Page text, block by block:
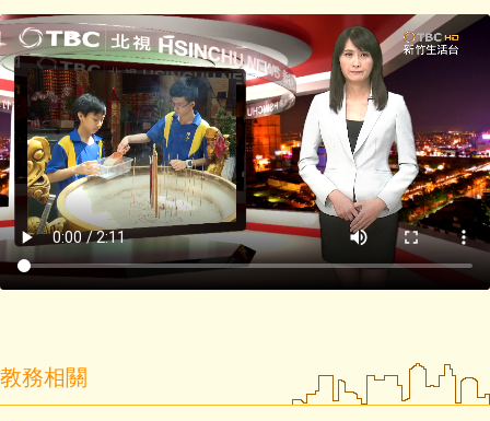
教務相關